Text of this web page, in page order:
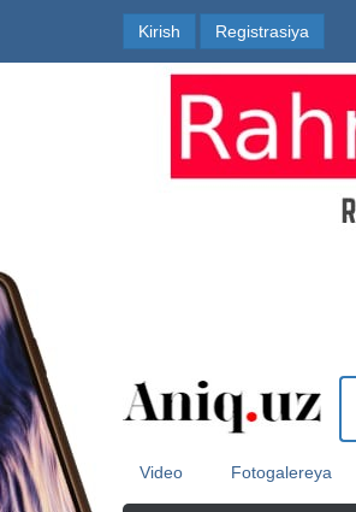
Kirish Registrasiya
Video Fotogalereya